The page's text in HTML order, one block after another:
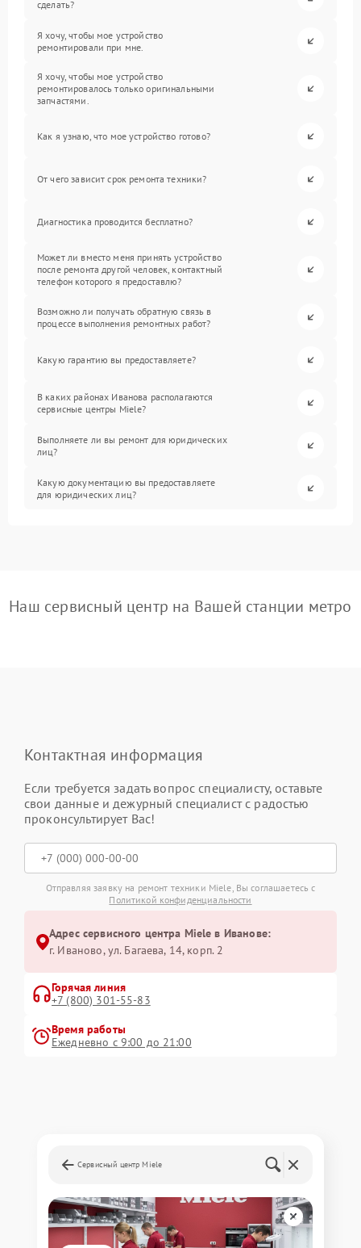
сделать?
Я хочу, чтобы мое устройство
ремонтировали при мне.
Я хочу, чтобы мое устройство
ремонтировалось только оригинальными
запчастями.
Как я узнаю, что мое устройство готово?
От чего зависит срок ремонта техники?
Диагностика проводится бесплатно?
Может ли вместо меня принять устройство
после ремонта другой человек, контактный
телефон которого я предоставлю?
Возможно ли получать обратную связь в
процессе выполнения ремонтных работ?
Какую гарантию вы предоставляете?
В каких районах Иванова располагаются
сервисные центры Miele?
Выполняете ли вы ремонт для юридических
лиц?
Какую документацию вы предоставляете
для юридических лиц?
Наш сервисный центр на Вашей станции метро
Контактная информация
Если требуется задать вопрос специалисту, оставьте
свои данные и дежурный специалист с радостью
проконсультирует Вас!
Отправляя заявку на ремонт техники Miele, Вы соглашаетесь с
Политикой конфиденциальности
Адрес сервисного центра Miele в Иванове:
г. Иваново, ул. Багаева, 14, корп. 2
Горячая линия
+7 (800) 301-55-83
Время работы
Ежедневно с 9:00 до 21:00
Сервисный центр Miele